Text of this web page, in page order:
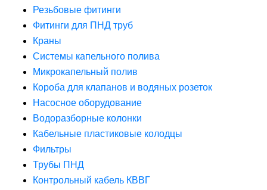
Резьбовые фитинги
Фитинги для ПНД труб
Краны
Системы капельного полива
Микрокапельный полив
Короба для клапанов и водяных розеток
Насосное оборудование
Водоразборные колонки
Кабельные пластиковые колодцы
Фильтры
Трубы ПНД
Контрольный кабель КВВГ